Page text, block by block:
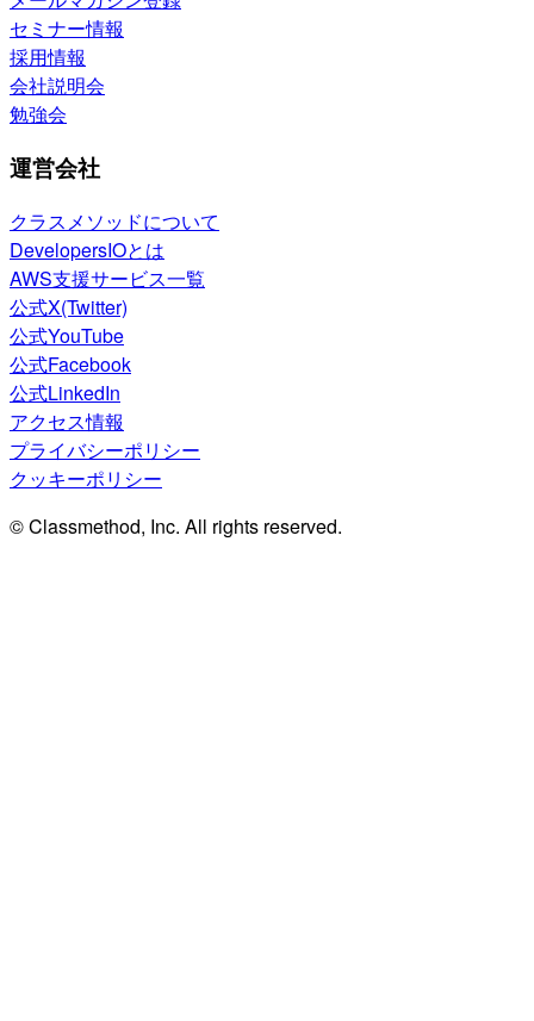
セミナー情報
採用情報
会社説明会
勉強会
運営会社
クラスメソッドについて
DevelopersIOとは
AWS支援サービス一覧
公式X(Twitter)
公式YouTube
公式Facebook
公式LinkedIn
アクセス情報
プライバシーポリシー
クッキーポリシー
© Classmethod, Inc. All rights reserved.